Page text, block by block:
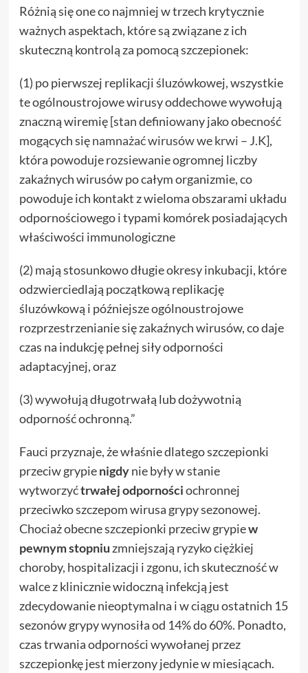
Różnią się one co najmniej w trzech krytycznie
ważnych aspektach, które są związane z ich
skuteczną kontrolą za pomocą szczepionek:
(1) po pierwszej replikacji śluzówkowej, wszystkie
te ogólnoustrojowe wirusy oddechowe wywołują
znaczną wiremię [stan definiowany jako obecność
mogących sięnamnażaćwirusówwekrwi – J.K],
która powoduje rozsiewanie ogromnej liczby
zakaźnych wirusów po całym organizmie, co
powoduje ich kontakt z wieloma obszarami układu
odpornościowego i typami komórek posiadających
właściwości immunologiczne
(2) mają stosunkowo długie okresy inkubacji, które
odzwierciedlają początkową replikację
śluzówkową i późniejsze ogólnoustrojowe
rozprzestrzenianie się zakaźnych wirusów, co daje
czas na indukcję pełnej siły odporności
adaptacyjnej, oraz
(3) wywołują długotrwałą lub dożywotnią
odporność ochronną.”
Fauci przyznaje, że właśnie dlatego szczepionki
przeciw grypienigdynie były w stanie
wytworzyćtrwałej odpornościochronnej
przeciwko szczepom wirusa grypy sezonowej.
Chociaż obecne szczepionki przeciw grypiew
pewnym stopniu zmniejszają ryzyko ciężkiej
choroby, hospitalizacji i zgonu, ich skuteczność w
walce z klinicznie widoczną infekcją jest
zdecydowanie nieoptymalna i w ciągu ostatnich 15
sezonów grypy wynosiła od 14% do 60%. Ponadto,
czas trwania odporności wywołanej przez
szczepionkę jest mierzony jedynie w miesiącach.